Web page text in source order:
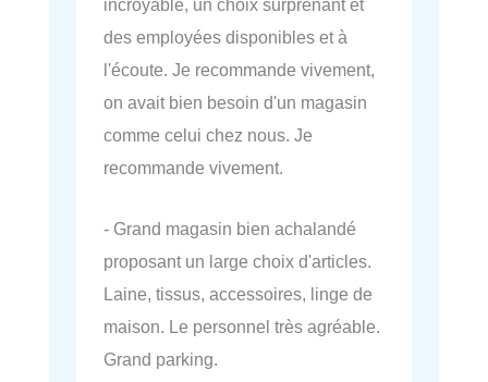
incroyable, un choix surprenant et
des employées disponibles et à
l'écoute. Je recommande vivement,
on avait bien besoin d'un magasin
comme celui chez nous. Je
recommande vivement.
- Grand magasin bien achalandé
proposant un large choix d'articles.
Laine, tissus, accessoires, linge de
maison. Le personnel très agréable.
Grand parking.